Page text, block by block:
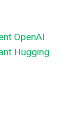
OpenAI
Hugging